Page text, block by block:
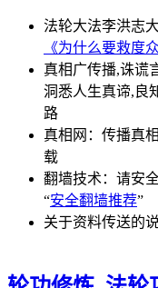
法轮大法李洪志
《为什么要救度
真相广传播,诛谎
洞悉人生真谛,良
路
真相网：传播真
载
翻墙技术：请安
“安全翻墙推荐”
关于资料传送的